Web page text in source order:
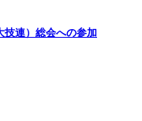
技連）総会への参加